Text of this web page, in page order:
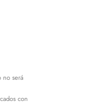
no será
con